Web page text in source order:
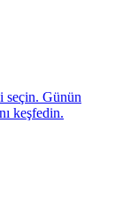
seçin. Günün
keşfedin.